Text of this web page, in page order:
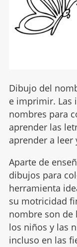
Dibujo del
e imprimir. Las
nombres para
aprender las
aprender a leer
Aparte de
dibujos para
herramienta
su motricidad
nombre son de
los niños y las
incluso en las